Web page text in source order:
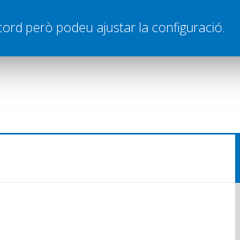
però podeu ajustar la configuració.